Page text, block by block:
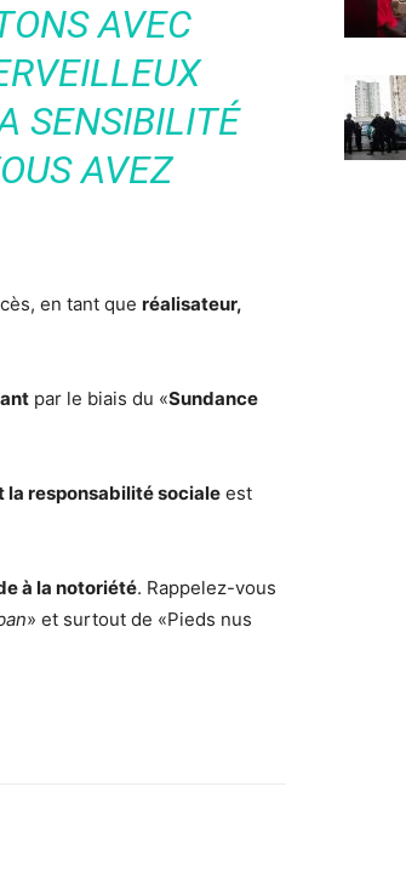
AVEC
SENSIBILITÉ
AVEZ
en tant que réalisateur,
par le biais du «Sundance
la responsabilité sociale est
à la notoriété. Rappelez-vous
» et surtout de «Pieds nus